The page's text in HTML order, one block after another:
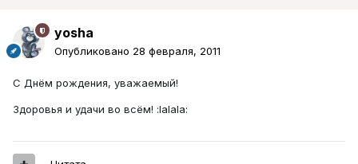
yosha
Опубликовано 28 февраля, 2011
С Днём рождения, уважаемый!
Здоровья и удачи во всём! :lalala: